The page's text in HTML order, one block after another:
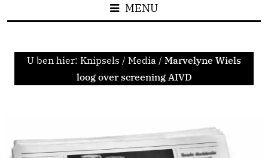
MENU
U ben hier: Knipsels / Media / Marvelyne Wiels
loog over screening AIVD